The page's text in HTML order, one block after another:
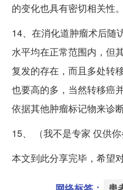
的变化也具有密切相关性。
14、在消化道肿瘤术后随
水平均在正常范围内，但
复发的存在，而且多处转
也要高的多，当然转移癌
依据其他肿瘤标记物来诊断
15、 （我不是专家 仅供你
本文到此分享完毕，希望